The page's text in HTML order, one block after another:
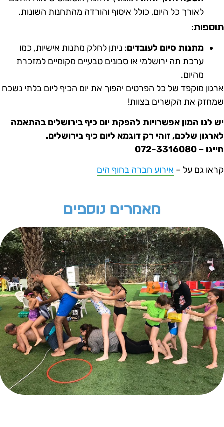
לאורך כל היום, כולל איסוף והורדה מהתחנות השונות.
מתנות סיום לעובדים: ניתן לחלק מתנות אישיות, כמו
ערכת תה ירושלמי או סבונים טבעיים מקומיים למזכרת
מהיום.
מוקפד של כל הפרטים יהפוך את יום הכיף ליום בלתי נשכח
את הקשרים בצוות!
לנו המון אפשרויות להפקת יום כיף בירושלים בהתאמה
שלכם, זוהי רק דוגמא ליום כיף בירושלים.
– 072-3316080
גם על – אירוע חברה בחוף הים
מאמרים נוספים